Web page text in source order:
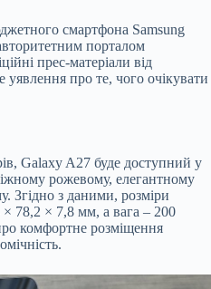
смартфона Samsung
порталом
прес-матеріали від
про те, чого очікувати
Galaxy A27 буде доступний у
рожевому, елегантному
Згідно з даними, розміри
78,2 × 7,8 мм, а вага – 200
комфортне розміщення